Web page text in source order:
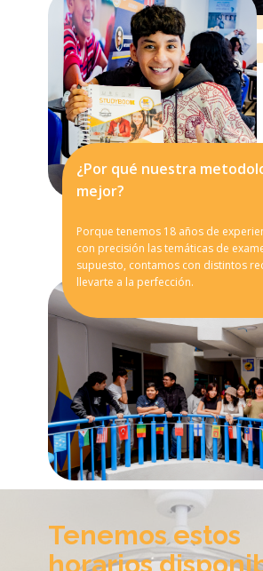
¿Por qué nuestra
mejor?
Porque tenemos 18 años de
con precisión las temáticas de
supuesto, contamos con distintos
llevarte a la perfección.
Tenemos estos
horarios